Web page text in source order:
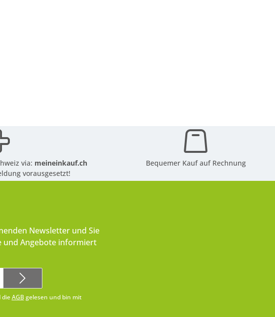
via: meineinkauf.ch
vorausgesetzt!
Bequemer Kauf auf Rechnung
Newsletter und Sie
und Angebote informiert
dieAGBgelesen und bin mit